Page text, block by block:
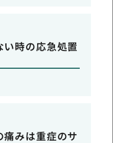
時の応急処置
みは重症のサ